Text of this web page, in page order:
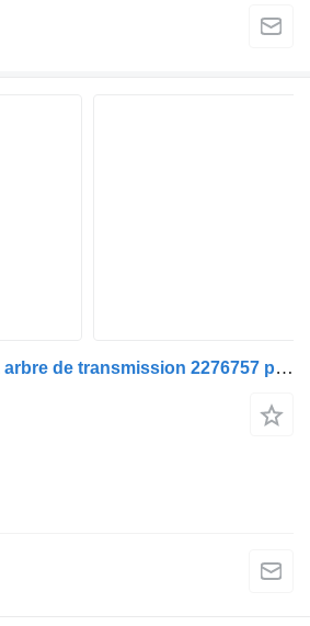
Demi-essieu Scania arbre de transmission 2276757 pour tracteur routier Scania R410